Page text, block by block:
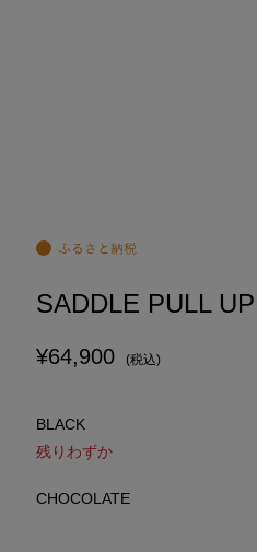
SADDLE PULL
¥64,900 (税込)
BLACK
残りわずか
CHOCOLATE